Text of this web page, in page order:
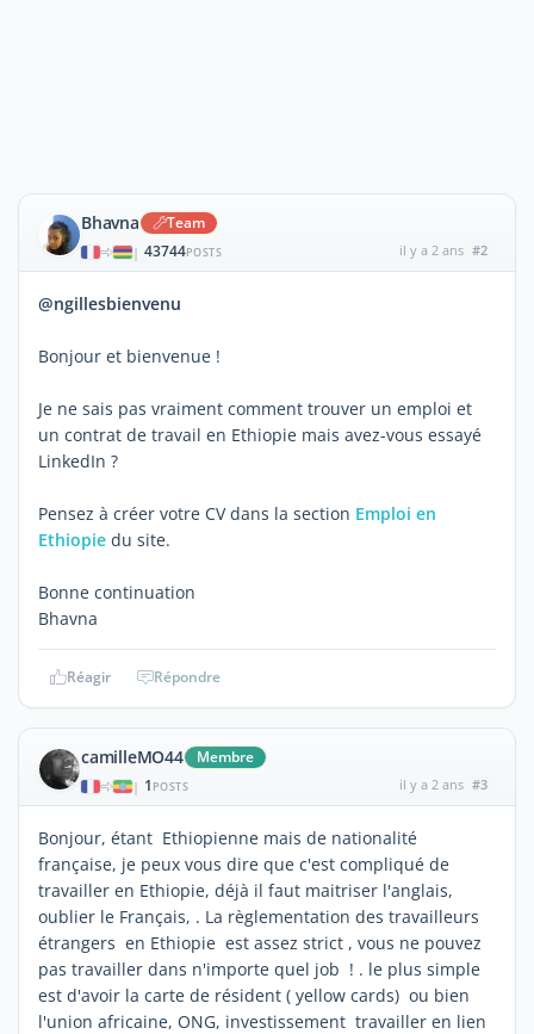
Bhavna Team
| 43744POSTS il y a 2 ans #2
@ngillesbienvenu
Bonjour et bienvenue !
Je ne sais pas vraiment comment trouver un emploi et
un contrat de travail en Ethiopie mais avez-vous essayé
LinkedIn ?
Pensez à créer votre CV dans la section Emploi en
Ethiopie du site.
Bonne continuation
Bhavna
Réagir Répondre
camilleMO44 Membre
| 1 POSTS il y a 2 ans #3
Bonjour, étant Ethiopienne mais de nationalité
française, je peux vous dire que c'est compliqué de
travailler en Ethiopie, déjà il faut maitriser l'anglais,
oublier le Français, . La règlementation des travailleurs
étrangers en Ethiopie est assez strict , vous ne pouvez
pas travailler dans n'importe quel job ! . le plus simple
est d'avoir la carte de résident ( yellow cards) ou bien
l'union africaine, ONG, investissement travailler en lien